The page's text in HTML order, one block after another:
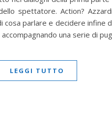
spettatore. Action?
parlare e decidere infine
una serie di
LEGGI TUTTO